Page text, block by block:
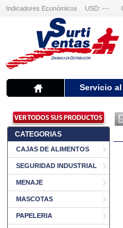
Indicadores Económicos USD: ---
Servicio
CATEGORIAS
CAJAS DE ALIMENTOS
SEGURIDAD INDUSTRIAL
MENAJE
MASCOTAS
PAPELERIA